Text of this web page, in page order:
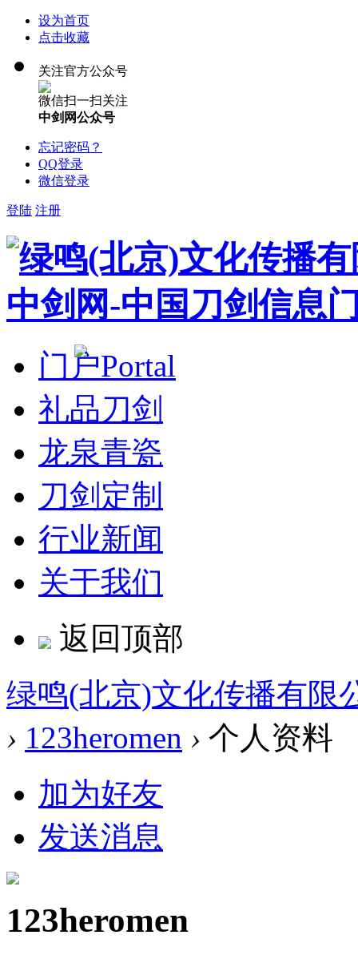
设为首页
点击收藏
关注官方公众号
微信扫一扫关注
中剑网公众号
忘记密码？
QQ登录
微信登录
登陆 注册
门户Portal
礼品刀剑
龙泉青瓷
刀剑定制
行业新闻
关于我们
返回顶部
绿鸣(北京)文化传播有限
› 123heromen › 个人资料
加为好友
发送消息
123heromen